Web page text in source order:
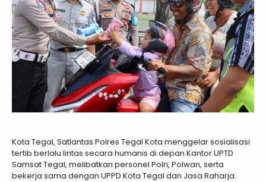
Kota Tegal, Satlantas Polres Tegal Kota menggelar sosialisasi
tertib berlalu lintas secara humanis di depan Kantor UPTD
Samsat Tegal, melibatkan personel Polri, Polwan, serta
bekerja sama dengan UPPD Kota Tegal dan Jasa Raharja.